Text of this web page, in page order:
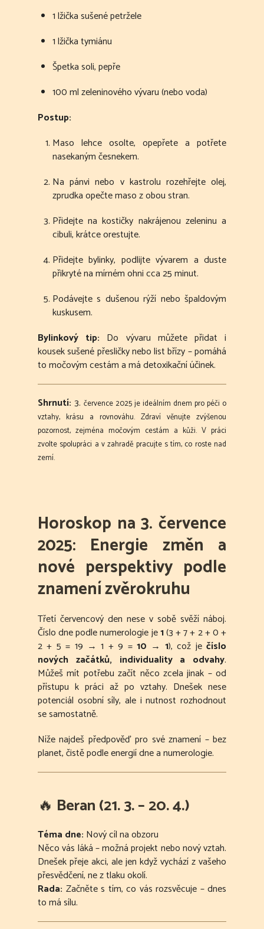
1 lžička sušené petržele
1 lžička tymiánu
Špetka soli, pepře
100 ml zeleninového vývaru (nebo voda)
Postup:
Maso lehce osolte, opepřete a potřete
nasekaným česnekem.
Na pánvi nebo v kastrolu rozehřejte olej,
zprudka opečte maso z obou stran.
Přidejte na kostičky nakrájenou zeleninu a
cibuli, krátce orestujte.
Přidejte bylinky, podlijte vývarem a duste
přikryté na mírném ohni cca 25 minut.
Podávejte s dušenou rýží nebo špaldovým
kuskusem.
Bylinkový tip: Do vývaru můžete přidat i
kousek sušené přesličky nebo list břízy – pomáhá
to močovým cestám a má detoxikační účinek.
Shrnutí: 3. července 2025 je ideálním dnem pro péči o
vztahy, krásu a rovnováhu. Zdraví věnujte zvýšenou
pozornost, zejména močovým cestám a kůži. V práci
zvolte spolupráci a v zahradě pracujte s tím, co roste nad
zemí.
Horoskop na 3. července
2025: Energie změn a
nové perspektivy podle
znamení zvěrokruhu
Třetí červencový den nese v sobě svěží náboj.
Číslo dne podle numerologie je1(3 + 7 + 2 + 0 +
2 + 5 = 19 → 1 + 9 = 10 → 1), což ječíslo
nových začátků, individuality a odvahy.
Můžeš mít potřebu začít něco zcela jinak – od
přístupu k práci až po vztahy. Dnešek nese
potenciál osobní síly, ale i nutnost rozhodnout
se samostatně.
Níže najdeš předpověď pro své znamení – bez
planet, čistě podle energií dne a numerologie.
🔥 Beran (21. 3. – 20. 4.)
Téma dne: Nový cíl na obzoru
Něco vás láká – možná projekt nebo nový vztah.
Dnešek přeje akci, ale jen když vychází z vašeho
přesvědčení, ne z tlaku okolí.
Rada: Začněte s tím, co vás rozsvěcuje – dnes
to má sílu.